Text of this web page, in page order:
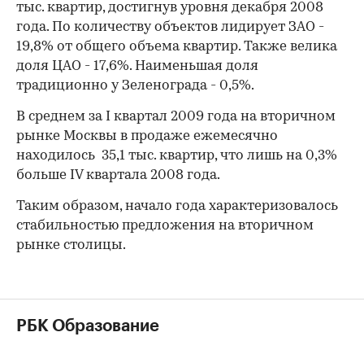
тыс. квартир, достигнув уровня декабря 2008
года. По количеству объектов лидирует ЗАО -
19,8% от общего объема квартир. Также велика
доля ЦАО - 17,6%. Наименьшая доля
традиционно у Зеленограда - 0,5%.
В среднем за I квартал 2009 года на вторичном
рынке Москвы в продаже ежемесячно
находилось 35,1 тыс. квартир, что лишь на 0,3%
больше IV квартала 2008 года.
Таким образом, начало года характеризовалось
стабильностью предложения на вторичном
рынке столицы.
РБК Образование